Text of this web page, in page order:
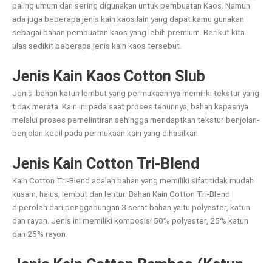
paling umum dan sering digunakan untuk pembuatan Kaos. Namun
ada juga beberapa jenis kain kaos lain yang dapat kamu gunakan
sebagai bahan pembuatan kaos yang lebih premium. Berikut kita
ulas sedikit beberapa jenis kain kaos tersebut.
Jenis Kain Kaos Cotton Slub
Jenis bahan katun lembut yang permukaannya memiliki tekstur yang
tidak merata. Kain ini pada saat proses tenunnya, bahan kapasnya
melalui proses pemelintiran sehingga mendaptkan tekstur benjolan-
benjolan kecil pada permukaan kain yang dihasilkan.
Jenis Kain Cotton Tri-Blend
Kain Cotton Tri-Blend adalah bahan yang memiliki sifat tidak mudah
kusam, halus, lembut dan lentur. Bahan Kain Cotton Tri-Blend
diperoleh dari penggabungan 3 serat bahan yaitu polyester, katun
dan rayon. Jenis ini memiliki komposisi 50% polyester, 25% katun
dan 25% rayon.